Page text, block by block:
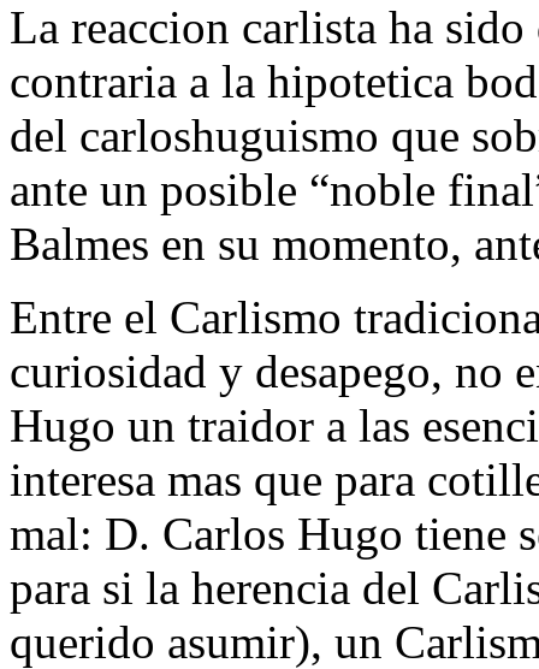
La reaccion carlista ha
contraria a la hipotetica
del carloshuguismo que
ante un posible “noble
Balmes en su momento,
Entre el Carlismo
curiosidad y desapego, no
Hugo un traidor a las
interesa mas que para
mal: D. Carlos Hugo tiene
para si la herencia del
querido asumir), un